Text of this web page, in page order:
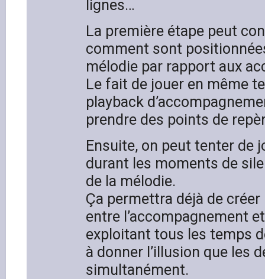
lignes…
La première étape peut
comment sont
mélodie par rapport aux
Le fait de jouer en même
playback
prendre des points de
Ensuite, on peut tenter de
durant les moments de
de la mélodie.
Ça permettra déjà de
entre l’accompagnement
exploitant tous les temps
à donner l’illusion que les
simultanément.